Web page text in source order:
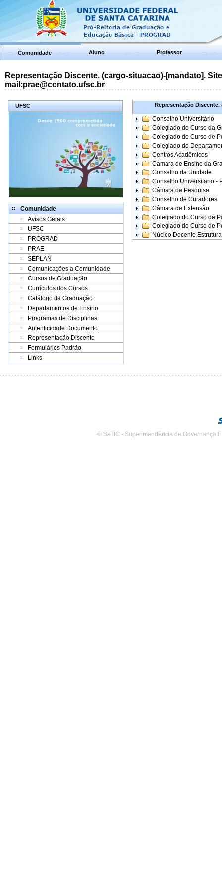
Comunidade Aluno Professor
Representação Discente. (cargo-situacao)-[mandato].
mail:prae@contato.ufsc.br
UFSC
Comunidade
Avisos Gerais
UFSC
PROGRAD
PRAE
SEPLAN
Comunicações a Comunidade
Cursos de Graduação
Currículos dos Cursos
Catálogo da Graduação
Departamentos de Ensino
Programas de Disciplinas
Autenticidade Documento
Representação Discente
Formulários Padrão
Links
Representação Discente.
Conselho Universitário
Colegiado do Curso da
Colegiado do Curso de
Colegiado do
Centros Acadêmicos
Camara de Ensino da
Conselho da Unidade
Conselho Universitario -
Câmara de Pesquisa
Conselho de Curadores
Câmara de Extensão
Colegiado do Curso de
Colegiado do Curso de
Núcleo Docente
© SeTIC - Superintendência de Governança